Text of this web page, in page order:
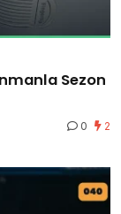
Sezon
0 2